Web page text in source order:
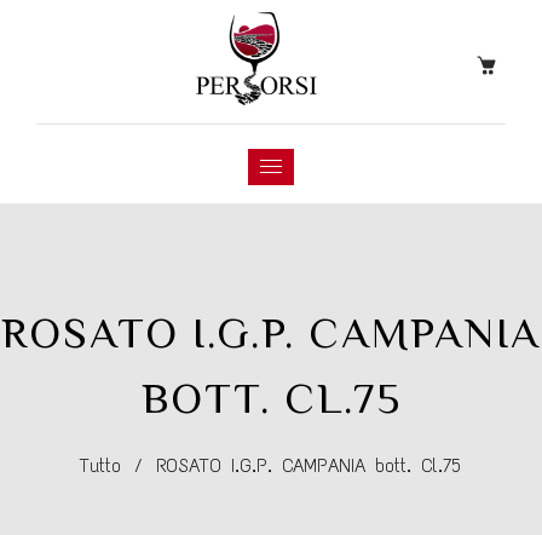
ROSATO I.G.P. CAMPANIA
BOTT. CL.75
Tutto / ROSATO I.G.P. CAMPANIA bott. Cl.75